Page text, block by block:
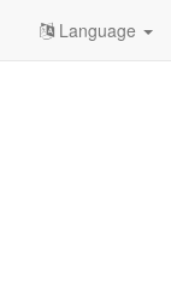
Language